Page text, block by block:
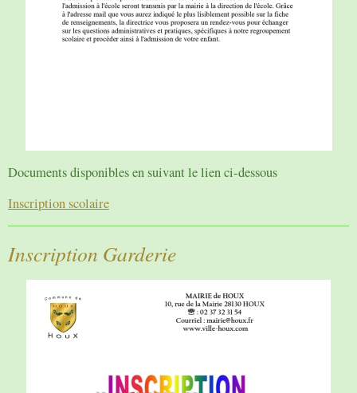
Documents disponibles en suivant le lien ci-dessous
Inscription scolaire
Inscription Garderie